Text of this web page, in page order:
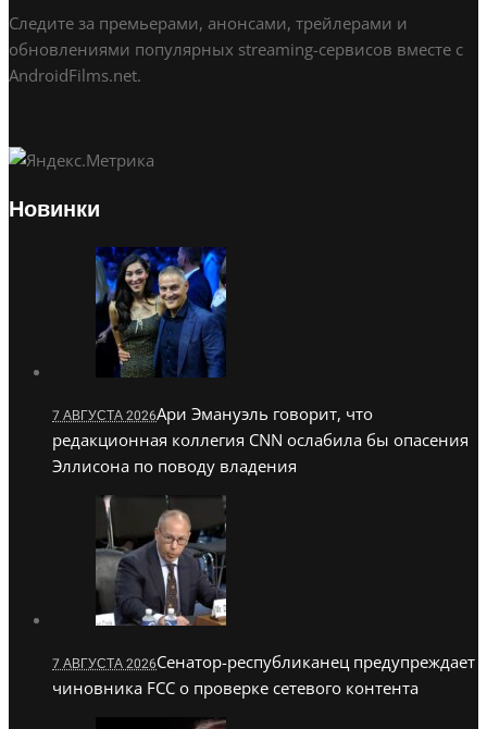
Следите за премьерами, анонсами, трейлерами и
обновлениями популярных streaming-сервисов вместе с
AndroidFilms.net.
Новинки
7 АВГУСТА 2026Ари Эмануэль говорит, что
редакционная коллегия CNN ослабила бы опасения
Эллисона по поводу владения
7 АВГУСТА 2026Сенатор-республиканец предупреждает
чиновника FCC о проверке сетевого контента